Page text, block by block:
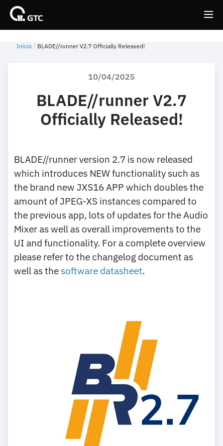
Back
Back
Início BLADE//runner V2.7 Officially Released!
10/04/2025
BLADE//runner V2.7
Officially Released!
BLADE//runner version 2.7 is now released
which introduces NEW functionality such as
the brand new JXS16 APP which doubles the
amount of JPEG-XS instances compared to
the previous app, lots of updates for the Audio
Mixer as well as overall improvements to the
UI and functionality. For a complete overview
please refer to the changelog document as
well as the software datasheet.